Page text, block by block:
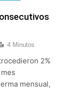
4 Minutos
2%
mensual,